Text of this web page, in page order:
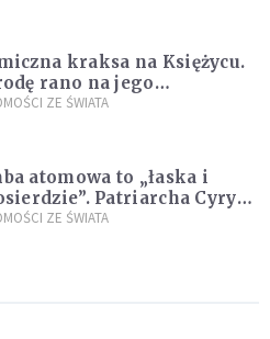
kraksa na Księżycu.
rano na jego
dojdzie do
ZE ŚWIATA
atomowa to „łaska i
Patriarcha Cyryl
Putina
ZE ŚWIATA